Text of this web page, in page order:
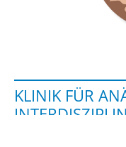
KLINIK FÜR